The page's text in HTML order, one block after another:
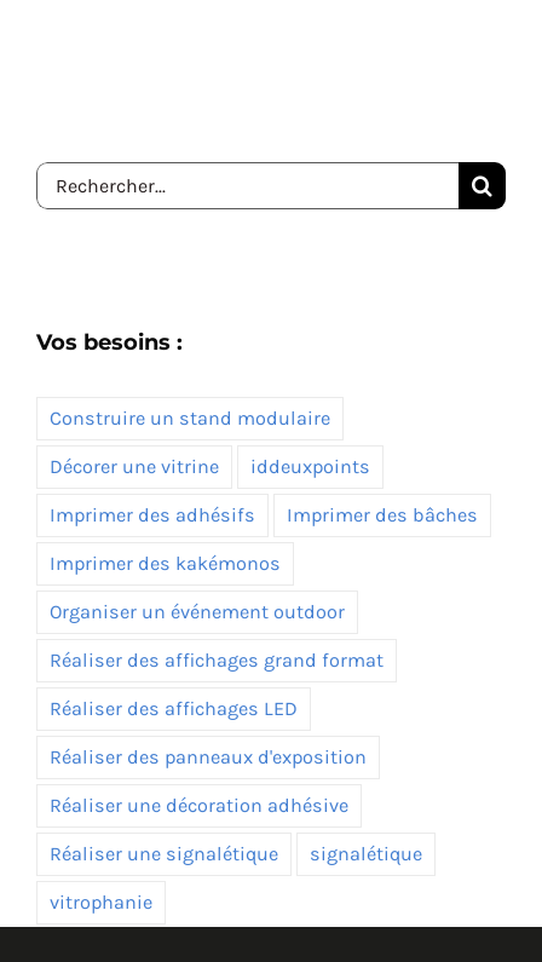
Rechercher:
Vos besoins :
Construire un stand modulaire
Décorer une vitrine iddeuxpoints
Imprimer des adhésifs Imprimer des bâches
Imprimer des kakémonos
Organiser un événement outdoor
Réaliser des affichages grand format
Réaliser des affichages LED
Réaliser des panneaux d'exposition
Réaliser une décoration adhésive
Réaliser une signalétique signalétique
vitrophanie